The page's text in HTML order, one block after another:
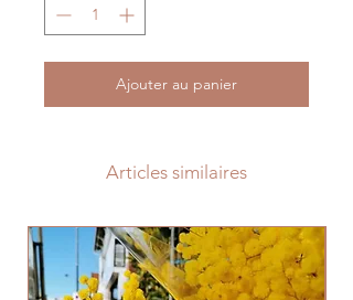
Ajouter au panier
Articles similaires